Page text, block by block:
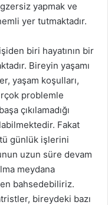
k
yapmak ve
yer tutmaktadır.
biri hayatının bir
Bireyin yaşamı
yaşam koşulları,
problemle
çıkılamadığı
Fakat
günlük işlerini
uzun süre devam
meydana
bahsedebiliriz.
bireydeki bazı